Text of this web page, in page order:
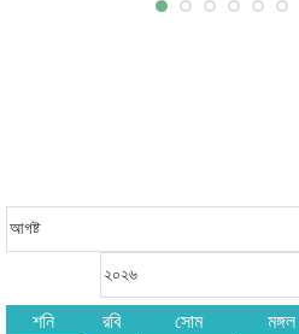
শনি রবি সোম মঙ্গল